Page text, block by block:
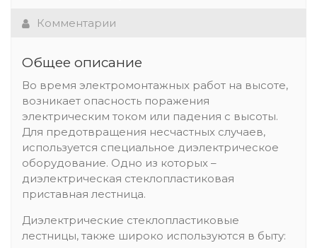
Комментарии
Общее описание
Во время электромонтажных работ на высоте,
возникает опасность поражения
электрическим током или падения с высоты.
Для предотвращения несчастных случаев,
используется специальное диэлектрическое
оборудование. Одно из которых –
диэлектрическая стеклопластиковая
приставная лестница.
Диэлектрические стеклопластиковые
лестницы, также широко используются в быту: